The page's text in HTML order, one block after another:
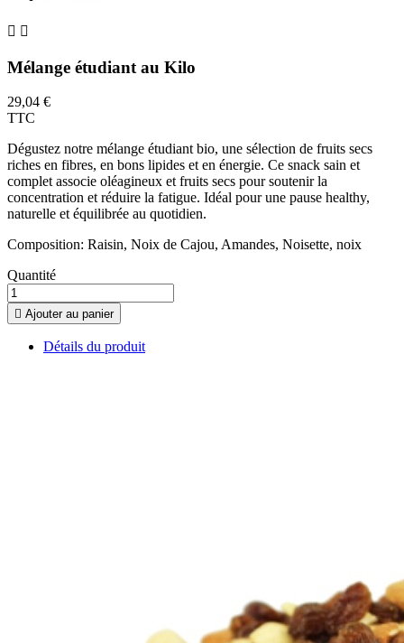
 
Mélange étudiant au Kilo
29,04 €
TTC
Dégustez notre mélange étudiant bio, une sélection de fruits secs
riches en fibres, en bons lipides et en énergie. Ce snack sain et
complet associe oléagineux et fruits secs pour soutenir la
concentration et réduire la fatigue. Idéal pour une pause healthy,
naturelle et équilibrée au quotidien.
Composition: Raisin, Noix de Cajou, Amandes, Noisette, noix
Quantité
 Ajouter au panier
Détails du produit